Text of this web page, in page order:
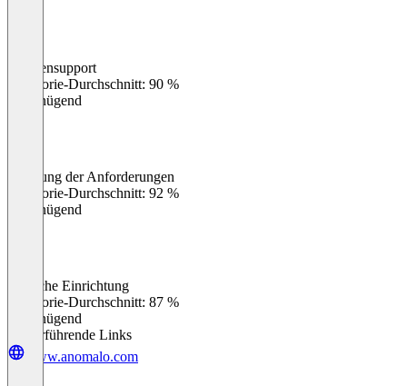
Kundensupport
Kategorie-Durchschnitt: 90 %
Ungenügend
Erfüllung der Anforderungen
Kategorie-Durchschnitt: 92 %
Ungenügend
Einfache Einrichtung
Kategorie-Durchschnitt: 87 %
Ungenügend
Weiterführende Links
www.anomalo.com